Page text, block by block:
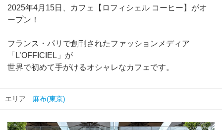
2025年4月15日、カフェ【ロフィシェル コーヒー】がオ
ープン！
フランス・パリで創刊されたファッションメディア
「L’OFFICIEL」が
世界で初めて手がけるオシャレなカフェです。
エリア 麻布(東京)